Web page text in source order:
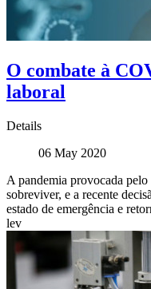
O combate à
laboral
Details
06 May 2020
A pandemia provocada
sobreviver, e a recente
estado de emergência e
lev